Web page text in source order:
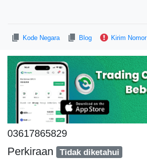
Kode Negara Blog Kirim Nomor
03617865829
Perkiraan Tidak diketahui